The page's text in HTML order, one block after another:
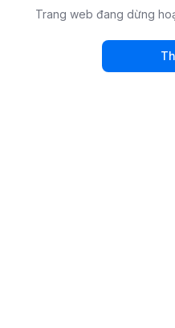
Trang web đang dừng